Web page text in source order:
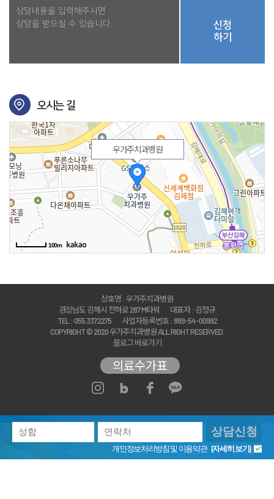
개인정보처리방침 및 이용약관 [자세히 보기]
상담신청
카톡상담 네이버예약 진료시간 오시는길
신청
하기
오시는 길
우가주치과병원
100m
상호명 : 우가주치과병원
경상남도 김해시 전하로 287 M타워
대표자 : 김정규
TEL : 055.337.2275
사업자등록번호 : 889-54-00992
COPYRIGHT © 2020 우가주치과병원 ALL RIGHT RESERVED.
블로그 바로가기
의료수가표